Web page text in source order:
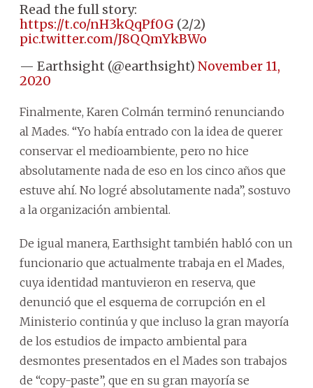
Read the full story:
https://t.co/nH3kQqPf0G (2/2)
pic.twitter.com/J8QQmYkBWo
— Earthsight (@earthsight) November 11,
2020
Finalmente, Karen Colmán terminó renunciando
al Mades. “Yo había entrado con la idea de querer
conservar el medioambiente, pero no hice
absolutamente nada de eso en los cinco años que
estuve ahí. No logré absolutamente nada”, sostuvo
a la organización ambiental.
De igual manera, Earthsight también habló con un
funcionario que actualmente trabaja en el Mades,
cuya identidad mantuvieron en reserva, que
denunció que el esquema de corrupción en el
Ministerio continúa y que incluso la gran mayoría
de los estudios de impacto ambiental para
desmontes presentados en el Mades son trabajos
de “copy-paste”, que en su gran mayoría se